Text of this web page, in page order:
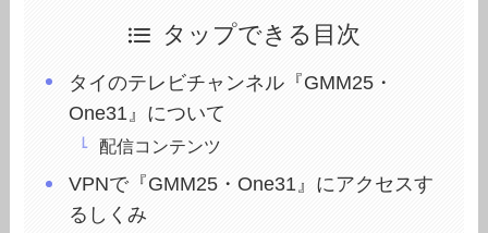
タップできる目次
タイのテレビチャンネル『GMM25・
One31』について
配信コンテンツ
VPNで『GMM25・One31』にアクセスす
るしくみ